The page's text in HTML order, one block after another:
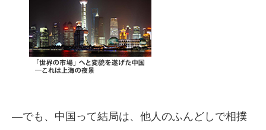
—でも、中国って結局は、他人のふんどしで相撲